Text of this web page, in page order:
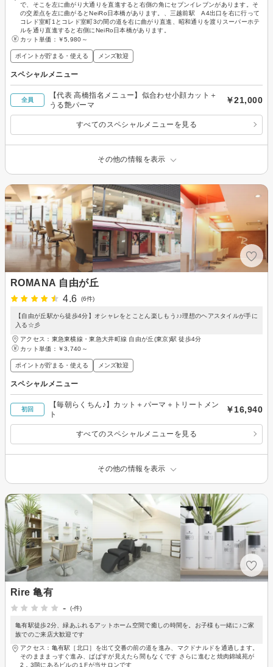
で、そこを左に曲がり大通りを直進すると右側の角にセブンイレブンがあります。そ
の交差点を左に曲がるとNeiRo日本橋があります。、三越前駅 A4出口を右に行って
コレド室町1とコレド室町3の間の道を右に曲がり直進、昭和通りを渡りスーパーホテ
ルを通り直進すると右側にNeiRo日本橋があります。
カット単価： ￥5,980～
ポイントが貯まる・使える メンズ歓迎
スペシャルメニュー
全員
【代表 高橋指名メニュー】似合わせ小顔カット＋
うる艶パーマ
￥21,000
すべてのスペシャルメニューを見る
その他の情報を表示
ROMANA 自由が丘
4.6
(6件)
【自由が丘駅から徒歩4分】オシャレをとことん楽しもう♪♪理想のヘアスタイルが手に
入る☆彡
アクセス：東急東横線・東急大井町線 自由が丘(東京)駅 徒歩4分
カット単価： ￥3,740～
ポイントが貯まる・使える メンズ歓迎
スペシャルメニュー
初回
【毎朝らくちん♪】カット＋パーマ＋トリートメン
ト
￥16,940
すべてのスペシャルメニューを見る
その他の情報を表示
Rire 亀有
-
(-件)
亀有駅徒歩2分、緑あふれるアットホーム空間で癒しの時間を。お子様も一緒に♪ご家
族でのご来店大歓迎です
アクセス：亀有駅［北口］を出て交番の前の道を進み、マクドナルドを通過します。
そのまままっすぐ進み、ぱぱすが見えたら間もなくです さらに進むと焼肉錦城苑が
2，3階にあるビルの１Fが当サロンです